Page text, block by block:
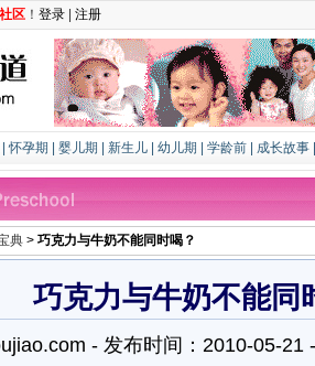
区 ！ 登录 注册
|怀孕期 婴儿期 新生儿 幼儿期 学龄前 成长故事
典 > 巧克力与牛奶不能同时喝？
巧克力与牛奶不能同
- 发布时间：2010-05-